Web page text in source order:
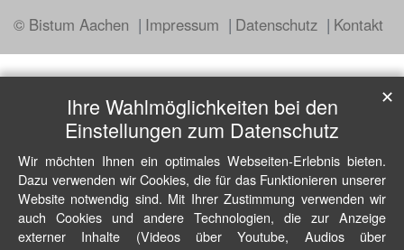
© Bistum Aachen Impressum Datenschutz Kontakt
Ihre Wahlmöglichkeiten bei den
Einstellungen zum Datenschutz
Wir möchten Ihnen ein optimales Webseiten-Erlebnis bieten.
Dazu verwenden wir Cookies, die für das Funktionieren unserer
Website notwendig sind. Mit Ihrer Zustimmung verwenden wir
auch Cookies und andere Technologien, die zur Anzeige
externer Inhalte (Videos über Youtube, Audios über
✕